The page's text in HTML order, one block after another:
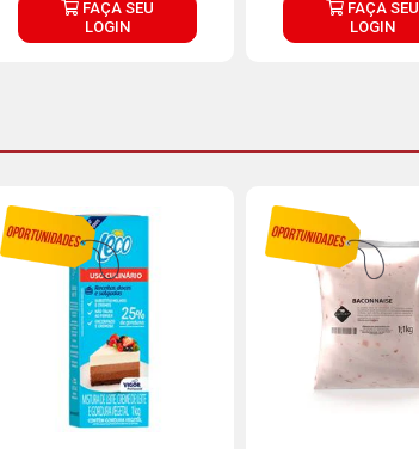
FAÇA SEU
LOGIN
FAÇA SEU
LOGIN